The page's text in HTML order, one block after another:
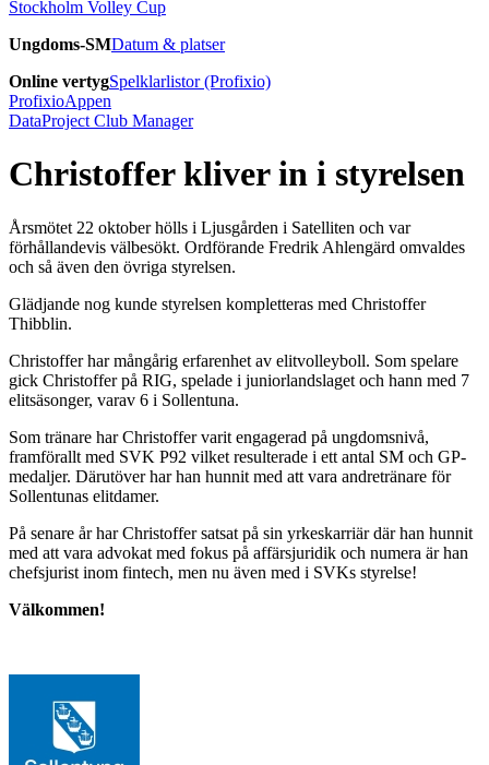
Stockholm Volley Cup
Ungdoms-SMDatum & platser
Online vertygSpelklarlistor (Profixio)
ProfixioAppen
DataProject Club Manager
Christoffer kliver in i styrelsen
Årsmötet 22 oktober hölls i Ljusgården i Satelliten och var
förhållandevis välbesökt. Ordförande Fredrik Ahlengärd omvaldes
och så även den övriga styrelsen.
Glädjande nog kunde styrelsen kompletteras med Christoffer
Thibblin.
Christoffer har mångårig erfarenhet av elitvolleyboll. Som spelare
gick Christoffer på RIG, spelade i juniorlandslaget och hann med 7
elitsäsonger, varav 6 i Sollentuna.
Som tränare har Christoffer varit engagerad på ungdomsnivå,
framförallt med SVK P92 vilket resulterade i ett antal SM och GP-
medaljer. Därutöver har han hunnit med att vara andretränare för
Sollentunas elitdamer.
På senare år har Christoffer satsat på sin yrkeskarriär där han hunnit
med att vara advokat med fokus på affärsjuridik och numera är han
chefsjurist inom fintech, men nu även med i SVKs styrelse!
Välkommen!